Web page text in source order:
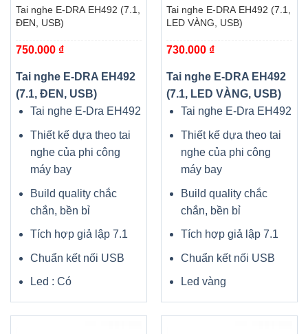
Tai nghe E-DRA EH492 (7.1,
ĐEN, USB)
750.000 ₫
Tai nghe E-DRA EH492
(7.1, ĐEN, USB)
Tai nghe E-Dra EH492
Thiết kế dựa theo tai
nghe của phi công
máy bay
Build quality chắc
chắn, bền bỉ
Tích hợp giả lập 7.1
Chuẩn kết nối USB
Led : Có
Tai nghe E-DRA EH492 (7.1,
LED VÀNG, USB)
730.000 ₫
Tai nghe E-DRA EH492
(7.1, LED VÀNG, USB)
Tai nghe E-Dra EH492
Thiết kế dựa theo tai
nghe của phi công
máy bay
Build quality chắc
chắn, bền bỉ
Tích hợp giả lập 7.1
Chuẩn kết nối USB
Led vàng